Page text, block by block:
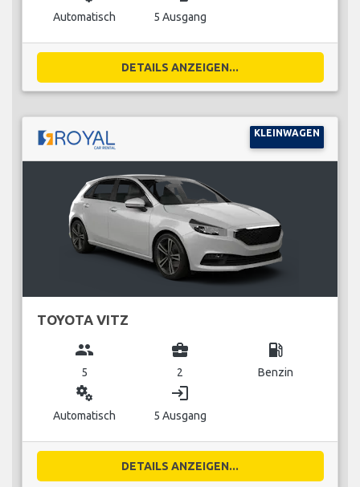
Automatisch 5 Ausgang
DETAILS ANZEIGEN...
KLEINWAGEN
TOYOTA VITZ
group
5
business_center
2
local_gas_station
Benzin
miscellaneous_services
Automatisch
login
5 Ausgang
DETAILS ANZEIGEN...